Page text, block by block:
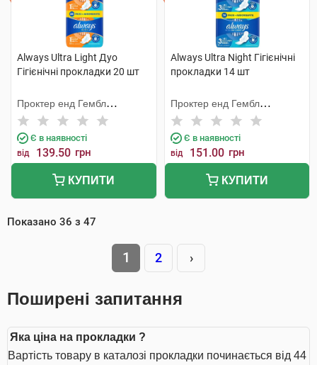
Always Ultra Light Дуо
Гігієнічні прокладки 20 шт
Проктер енд Гембл
Мануфекчурінг
Є в наявності
від 139.50 грн
КУПИТИ
Always Ultra Night Гігієнічні
прокладки 14 шт
Проктер енд Гембл
Мануфекчурінг
Є в наявності
від 151.00 грн
КУПИТИ
Показано 36 з 47
1 2 ›
Поширені запитання
Яка ціна на прокладки ?
Вартість товару в каталозі прокладки починається від 44